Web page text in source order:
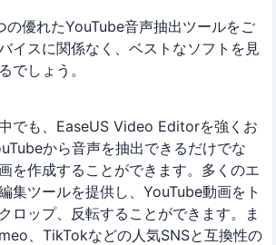
の優れたYouTube音声抽出ツールをご
イスに関係なく、ベストなソフトを見
でしょう。
でも、EaseUS Video Editorを強くお
から音声を抽出できるだけでな
を作成することができます。多くのエ
集ツールを提供し、YouTube動画をト
ロップ、反転することができます。ま
、TikTokなどの人気SNSと互換性の